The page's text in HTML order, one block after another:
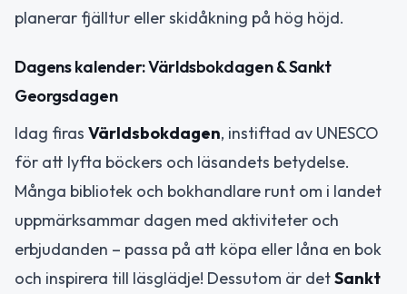
planerar fjälltur eller skidåkning på hög höjd.
Dagens kalender: Världsbokdagen & Sankt
Georgsdagen
Idag firas Världsbokdagen, instiftad av UNESCO
för att lyfta böckers och läsandets betydelse.
Många bibliotek och bokhandlare runt om i landet
uppmärksammar dagen med aktiviteter och
erbjudanden – passa på att köpa eller låna en bok
och inspirera till läsglädje! Dessutom är detSankt